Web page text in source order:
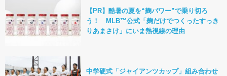
【PR】酷暑の夏を“麹パワー”で乗り切ろ
う！ MLB™公式「麹だけでつくったすっき
りあまさけ」にいま熱視線の理由
中学硬式「ジャイアンツカップ」組み合わせ